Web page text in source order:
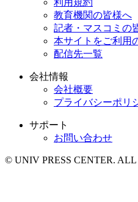
利用規約
教育機関の皆様へ
記者・マスコミの
本サイトをご利用
配信先一覧
会社情報
会社概要
プライバシーポリ
サポート
お問い合わせ
© UNIV PRESS CENTER.